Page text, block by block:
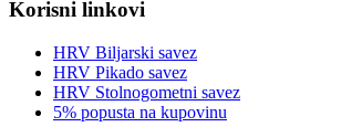
Korisni linkovi
HRV Biljarski savez
HRV Pikado savez
HRV Stolnogometni savez
5% popusta na kupovinu